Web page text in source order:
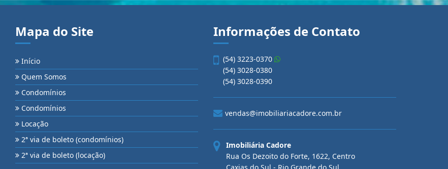
Mapa do Site
Início
Quem Somos
Condomínios
Condomínios
Locação
2ª via de boleto (condomínios)
2ª via de boleto (locação)
Informações de Contato
(54) 3223-0370
(54) 3028-0380
(54) 3028-0390
vendas@imobiliariacadore.com.br
Imobiliária Cadore
Rua Os Dezoito do Forte, 1622, Centro